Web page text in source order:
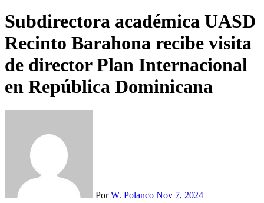
Subdirectora académica UASD
Recinto Barahona recibe visita
de director Plan Internacional
en República Dominicana
PorW. Polanco Nov 7, 2024